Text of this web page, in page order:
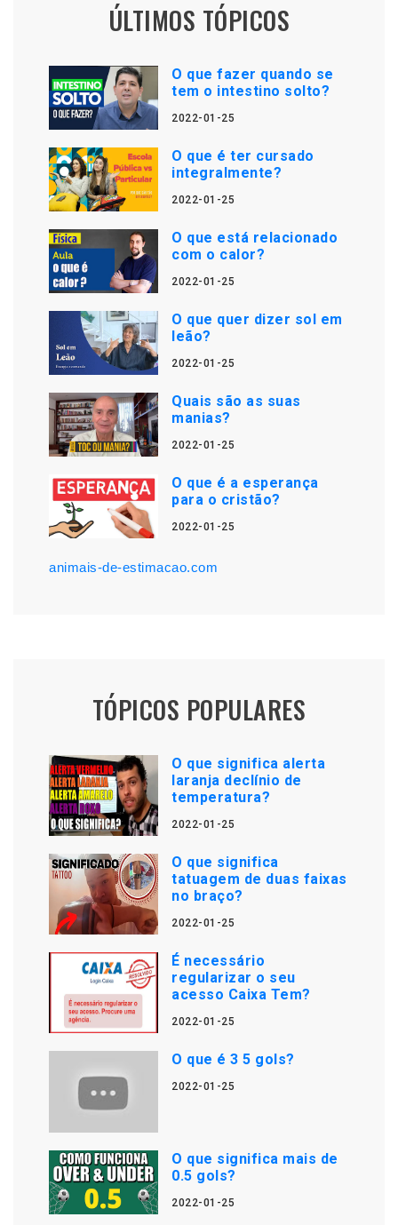
ÚLTIMOS TÓPICOS
O que fazer quando se
tem o intestino solto?
2022-01-25
O que é ter cursado
integralmente?
2022-01-25
O que está relacionado
com o calor?
2022-01-25
O que quer dizer sol em
leão?
2022-01-25
Quais são as suas
manias?
2022-01-25
O que é a esperança
para o cristão?
2022-01-25
animais-de-estimacao.com
TÓPICOS POPULARES
O que significa alerta
laranja declínio de
temperatura?
2022-01-25
O que significa
tatuagem de duas faixas
no braço?
2022-01-25
É necessário
regularizar o seu
acesso Caixa Tem?
2022-01-25
O que é 3 5 gols?
2022-01-25
O que significa mais de
0.5 gols?
2022-01-25